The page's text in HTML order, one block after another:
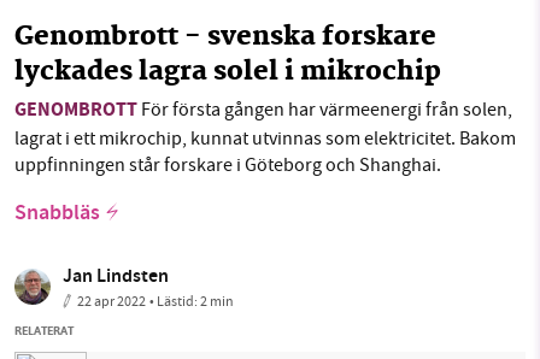
Genombrott - svenska forskare
lyckades lagra solel i mikrochip
GENOMBROTT För första gången har värmeenergi från solen,
lagrat i ett mikrochip, kunnat utvinnas som elektricitet. Bakom
uppfinningen står forskare i Göteborg och Shanghai.
Snabbläs
Jan Lindsten
22 apr 2022• Lästid:2 min
RELATERAT